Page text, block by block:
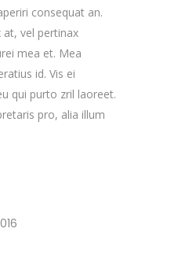
consequat an.
at, vel pertinax
mea et. Mea
id. Vis ei
qui purto zril laoreet.
pro, alia illum